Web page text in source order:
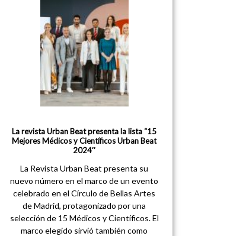
La revista Urban Beat presenta la lista “15
Mejores Médicos y Científicos Urban Beat
2024″
La Revista Urban Beat presenta su
nuevo número en el marco de un evento
celebrado en el Círculo de Bellas Artes
de Madrid, protagonizado por una
selección de 15 Médicos y Científicos. El
marco elegido sirvió también como